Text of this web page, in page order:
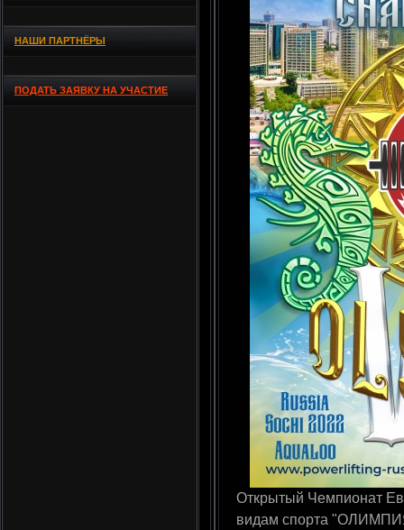
НАШИ ПАРТНЁРЫ
ПОДАТЬ ЗАЯВКУ НА УЧАСТИЕ
Открытый Чемпионат
видам спорта